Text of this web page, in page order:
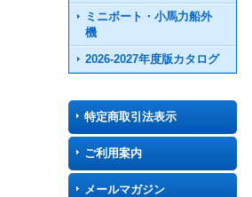
ミニボート・小馬力船外
機
2026-2027年度版カタログ
特定商取引法表示
ご利用案内
メールマガジン